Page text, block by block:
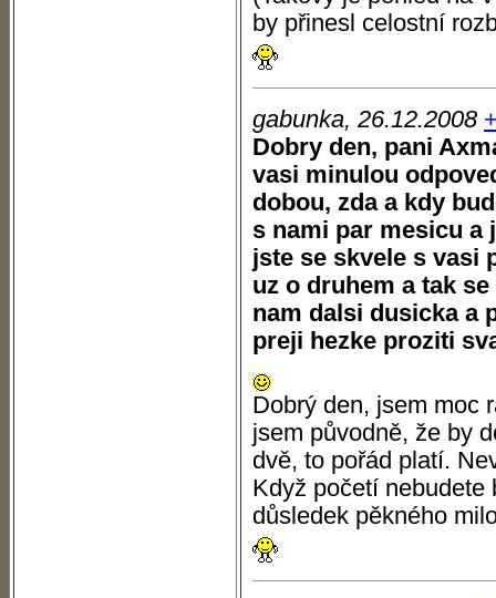
by přinesl celostní
gabunka, 26.12.2008
Dobry den, pani
vasi minulou
dobou, zda a kdy
s nami par mesicu a
jste se skvele s vasi
uz o druhem a tak
nam dalsi dusicka a
preji hezke proziti
Dobrý den, jsem moc
jsem původně, že by
dvě, to pořád platí.
Když početí nebudete
důsledek pěkného